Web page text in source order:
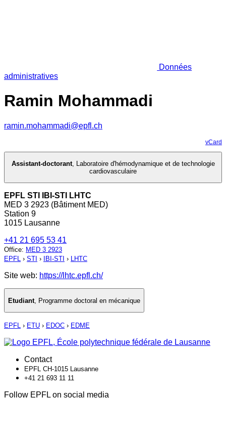
Données
administratives
Ramin Mohammadi
ramin.mohammadi@epfl.ch
vCard
Assistant-doctorant, Laboratoire d'hémodynamique et de technologie
cardiovasculaire
EPFL STI IBI-STI LHTC
MED 3 2923 (Bâtiment MED)
Station 9
1015 Lausanne
+41 21 695 53 41
Office: MED 3 2923
EPFL › STI › IBI-STI › LHTC
Site web: https://lhtc.epfl.ch/
Etudiant Programme doctoral en mécanique
EPFL › ETU › EDOC › EDME
Contact
EPFL CH-1015 Lausanne
+41 21 693 11 11
Follow EPFL on social media